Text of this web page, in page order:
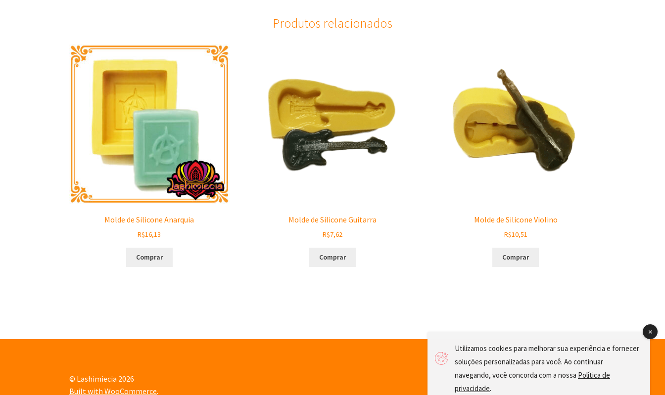
Produtos relacionados
Molde de Silicone Anarquia
R$16,13
Comprar
Molde de Silicone Guitarra
R$7,62
Comprar
Molde de Silicone Violino
R$10,51
Comprar
© Lashimiecia 2026
Built with WooCommerce.
Utilizamos cookies para melhorar sua experiência e fornecer
soluções personalizadas para você. Ao continuar
navegando, você concorda com a nossa Política de
privacidade.